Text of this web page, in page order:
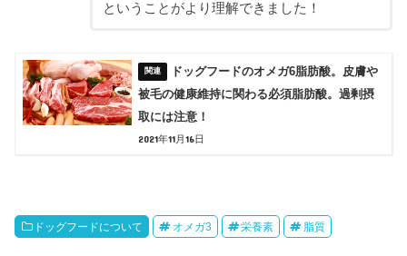
ということがより理解できました！
ドッグフードのオメガ6脂肪酸。皮膚や
被毛の健康維持に関わる必須脂肪酸。過剰摂
取には注意！
2021年11月16日
ドッグフードについて オメガ3 栄養素 脂質